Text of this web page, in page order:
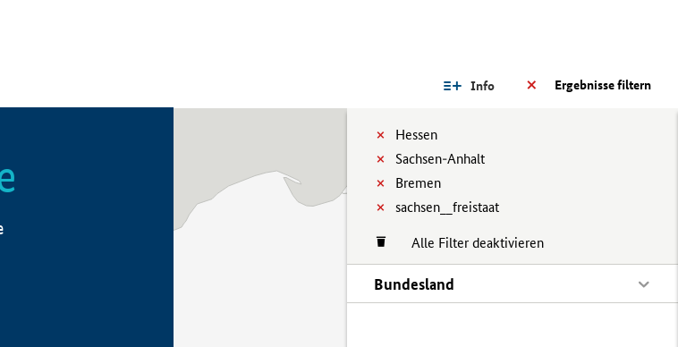
Ergebnisse filtern
Info
Hessen
Sachsen-Anhalt
Bremen
sachsen__freistaat
Alle Filter deaktivieren
Bundesland